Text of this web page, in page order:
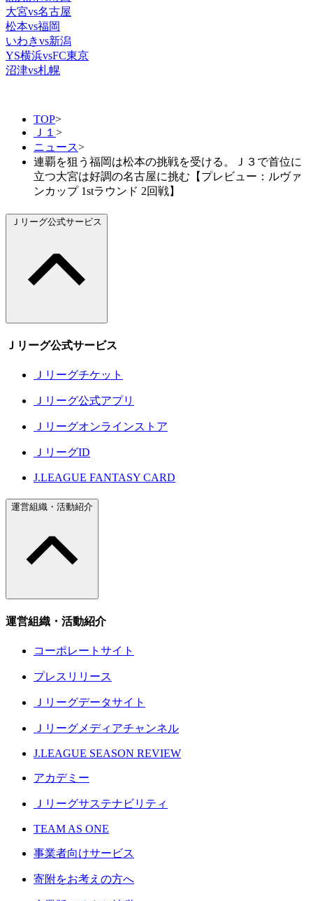
大宮vs名古屋
松本vs福岡
いわきvs新潟
YS横浜vsFC東京
沼津vs札幌
TOP>
Ｊ１ >
ニュース>
連覇を狙う福岡は松本の挑戦を受ける。Ｊ３で首位に
立つ大宮は好調の名古屋に挑む【プレビュー：ルヴァ
ンカップ 1stラウンド 2回戦】
Ｊリーグ公式サービス
Ｊリーグ公式サービス
Ｊリーグチケット
Ｊリーグ公式アプリ
Ｊリーグオンラインストア
ＪリーグID
J.LEAGUE FANTASY CARD
運営組織・活動紹介
運営組織・活動紹介
コーポレートサイト
プレスリリース
Ｊリーグデータサイト
Ｊリーグメディアチャンネル
J.LEAGUE SEASON REVIEW
アカデミー
Ｊリーグサステナビリティ
TEAM AS ONE
事業者向けサービス
寄附をお考えの方へ